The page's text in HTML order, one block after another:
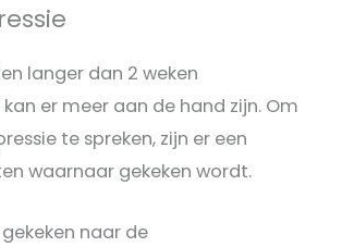
langer dan 2 weken
er meer aan de hand zijn. Om
te spreken, zijn er een
waarnaar gekeken wordt.
naar de